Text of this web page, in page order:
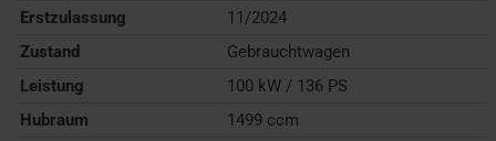
Erstzulassung
11/2024
Zustand
Gebrauchtwagen
Leistung
100 kW / 136 PS
Hubraum
1499 ccm